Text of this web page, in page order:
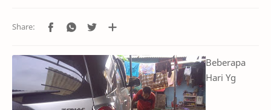
RTL MODE
Beberapa
Hari Yg